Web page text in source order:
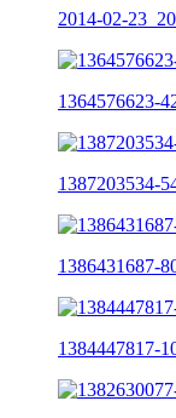
2014-02-
1364576623-
1387203534-
1386431687-
1384447817-